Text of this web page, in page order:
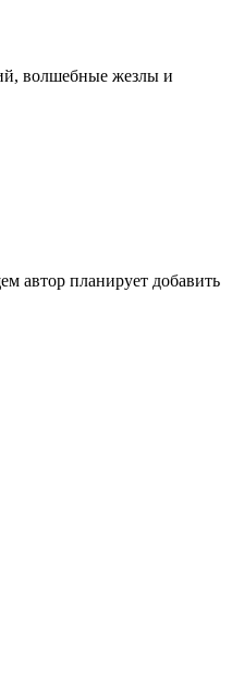
волшебные жезлы и
автор планирует добавить